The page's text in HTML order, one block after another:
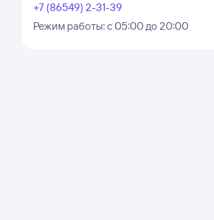
+7 (86549) 2-31-39
Режим работы:с 05:00 до 20:00